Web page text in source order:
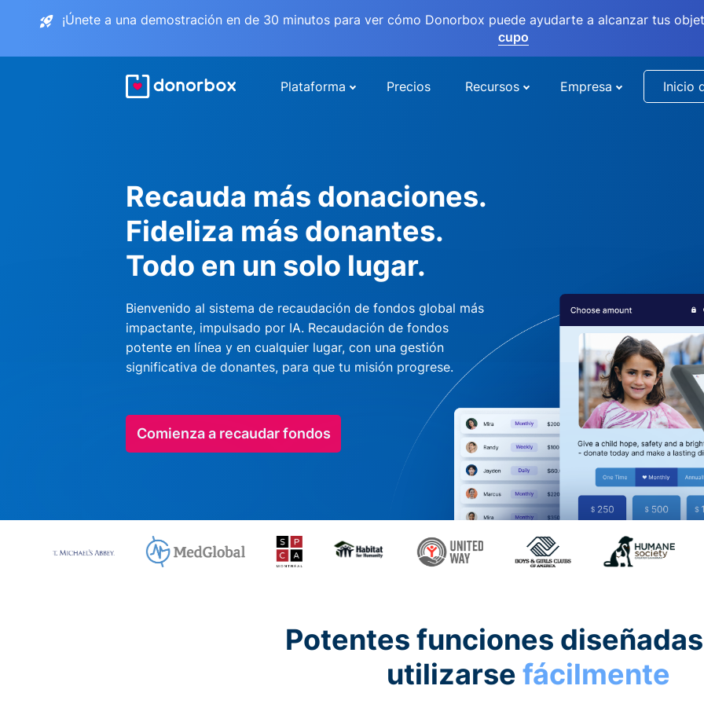
¡Únete a una demostración en de 30 minutos para ver cómo Donorbox puede ayudarte a alcanzar tus
cupo
Plataforma Precios Recursos Empresa Inicio
Recauda más donaciones.
Fideliza más donantes.
Todo en un solo lugar.
Bienvenido al sistema de recaudación de fondos global más
impactante, impulsado por IA. Recaudación de fondos
potente en línea y en cualquier lugar, con una gestión
significativa de donantes, para que tu misión progrese.
Comienza a recaudar fondos
Potentes funciones
utilizarse fácilmente